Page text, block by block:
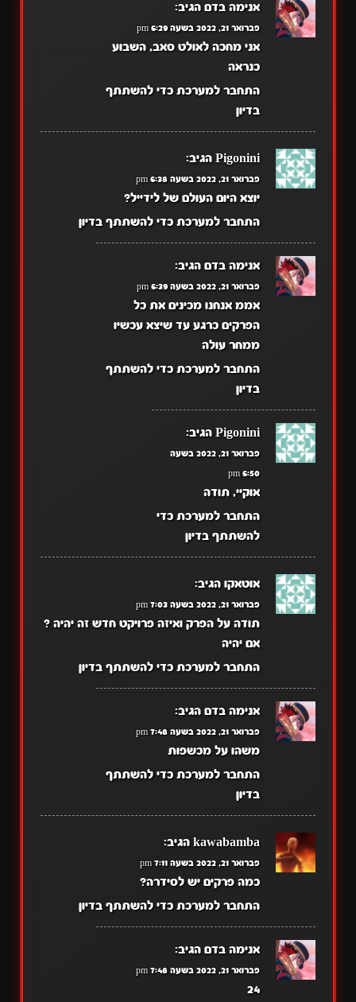
אנימה בדם הגיב:
פברואר 21, 2022 בשעה 6:29 pm
אני מחכה לאולט סאב, השבוע
כנראה
התחבר למערכת כדי להשתתף
בדיון
Pigonini הגיב:
פברואר 21, 2022 בשעה 6:38 pm
יוצא היום העולם של לידייל?
התחבר למערכת כדי להשתתף בדיון
אנימה בדם הגיב:
פברואר 21, 2022 בשעה 6:39 pm
אממ אנחנו מכינים את כל
הפרקים כרגע עד שיצא עכשיו
ממחר עולה
התחבר למערכת כדי להשתתף
בדיון
Pigonini הגיב:
פברואר 21, 2022 בשעה
6:50 pm
אוקיי, תודה
התחבר למערכת כדי
להשתתף בדיון
אוטאקו הגיב:
פברואר 21, 2022 בשעה 7:03 pm
תודה על הפרק ואיזה פרויקט חדש זה יהיה ?
אם יהיה
התחבר למערכת כדי להשתתף בדיון
אנימה בדם הגיב:
פברואר 21, 2022 בשעה 7:48 pm
משהו על מכשפות
התחבר למערכת כדי להשתתף
בדיון
kawabamba הגיב:
פברואר 21, 2022 בשעה 7:11 pm
כמה פרקים יש לסידרה?
התחבר למערכת כדי להשתתף בדיון
אנימה בדם הגיב:
פברואר 21, 2022 בשעה 7:48 pm
24